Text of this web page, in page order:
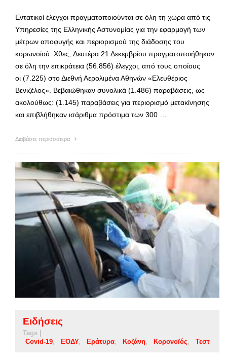
Εντατικοί έλεγχοι πραγματοποιούνται σε όλη τη χώρα από τις
Υπηρεσίες της Ελληνικής Αστυνομίας για την εφαρμογή των
μέτρων αποφυγής και περιορισμού της διάδοσης του
κορωνοϊού. Χθες, Δευτέρα 21 Δεκεμβρίου πραγματοποιήθηκαν
σε όλη την επικράτεια (56.856) έλεγχοι, από τους οποίους
οι (7.225) στο Διεθνή Αερολιμένα Αθηνών «Ελευθέριος
Βενιζέλος». Βεβαιώθηκαν συνολικά (1.486) παραβάσεις, ως
ακολούθως: (1.145) παραβάσεις για περιορισμό μετακίνησης
και επιβλήθηκαν ισάριθμα πρόστιμα των 300 …
Διαβάστε περισσότερα
Ειδήσεις
Tags |
Covid-19
ΕΟΔΥ Εράτυρα Κοζάνη Κορονοϊός Τεστ